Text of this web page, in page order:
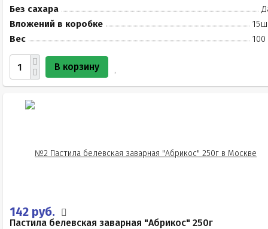
Без сахара
Вложений в коробке
Вес
100
В корзину
142 руб.
Пастила белевская заварная "Абрикос" 250г